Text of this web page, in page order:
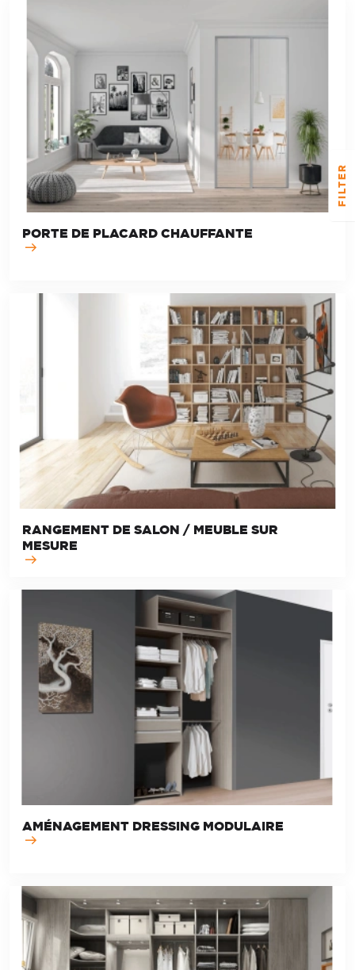
PORTE DE PLACARD CHAUFFANTE
RANGEMENT DE SALON / MEUBLE SUR
MESURE
AMÉNAGEMENT DRESSING MODULAIRE
FILTER